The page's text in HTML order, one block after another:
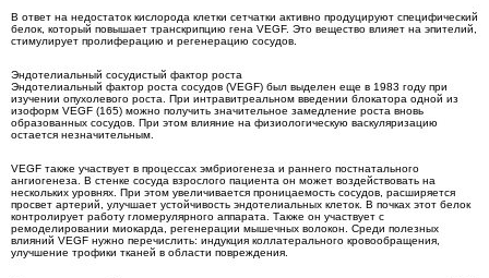
В ответ на недостаток кислорода клетки сетчатки активно продуцируют специфический
белок, который повышает транскрипцию гена VEGF. Это вещество влияет на эпителий,
стимулирует пролиферацию и регенерацию сосудов.
Эндотелиальный сосудистый фактор роста
Эндотелиальный фактор роста сосудов (VEGF) был выделен еще в 1983 году при
изучении опухолевого роста. При интравитреальном введении блокатора одной из
изоформ VEGF (165) можно получить значительное замедление роста вновь
образованных сосудов. При этом влияние на физиологическую васкуляризацию
остается незначительным.
VEGF также участвует в процессах эмбриогенеза и раннего постнатального
ангиогенеза. В стенке сосуда взрослого пациента он может воздействовать на
нескольких уровнях. При этом увеличивается проницаемость сосудов, расширяется
просвет артерий, улучшает устойчивость эндотелиальных клеток. В почках этот белок
контролирует работу гломерулярного аппарата. Также он участвует с
ремоделировании миокарда, регенерации мышечных волокон. Среди полезных
влияний VEGF нужно перечислить: индукция коллатерального кровообращения,
улучшение трофики тканей в области повреждения.